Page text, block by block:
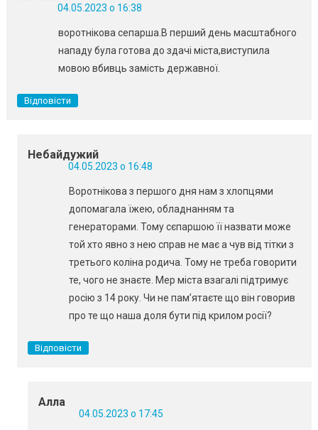
04.05.2023 о 16:38
воротнікова сепарша.В перший день масштабного
нападу була готова до здачі міста,виступила
мовою вбивць замість державної.
Відповісти
Небайдужий
04.05.2023 о 16:48
Воротнікова з першого дня нам з хлопцями
допомагала їжею, обладнанням та
генераторами. Тому сєпаршою її назвати може
той хто явно з нею справ не має а чув від тітки з
третього коліна родича. Тому не треба говорити
те, чого не знаєте. Мер міста взагалі підтримує
росію з 14 року. Чи не пам’ятаєте що він говорив
про те що наша доля бути під крилом росії?
Відповісти
Алла
04.05.2023 о 17:45